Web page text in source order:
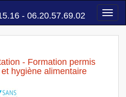
- 06.20.57.69.02
- Formation permis
hygiène alimentaire